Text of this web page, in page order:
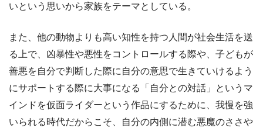
いという思いから家族をテーマとしている。
また、他の動物よりも高い知性を持つ人間が社会生活を送
る上で、凶暴性や悪性をコントロールする際や、子どもが
善悪を自分で判断した際に自分の意思で生きていけるよう
にサポートする際に大事になる「自分との対話」というマ
インドを仮面ライダーという作品にするために、我慢を強
いられる時代だからこそ、自分の内側に潜む悪魔のささや